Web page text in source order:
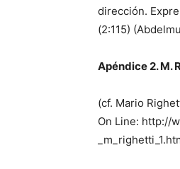
dirección.
(2:115)
Apéndice 2. M.
(cf. Mario
On Line: http://